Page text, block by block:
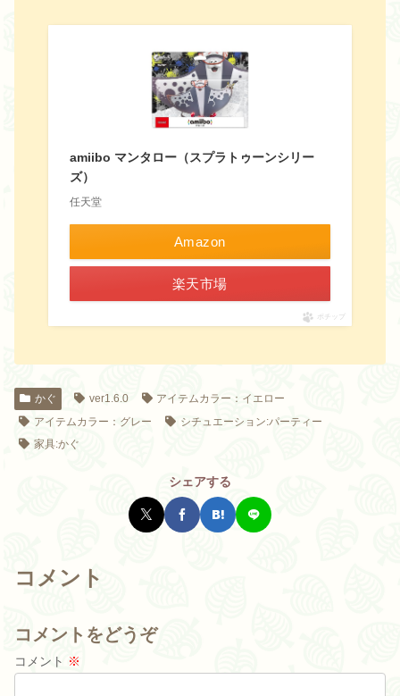
amiibo マンタロー（スプラトゥーンシリー
ズ）
任天堂
Amazon
楽天市場
ポチップ
かぐ ver1.6.0
アイテムカラー：イエロー
アイテムカラー：グレー
シチュエーション:パーティー
家具:かぐ
シェアする
コメント
コメントをどうぞ
コメント ※